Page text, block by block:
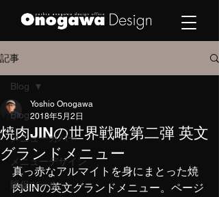
記事
Blog
メニューカバー
メニューデザイン
販促ツール
Blog
焼肉JINの世界戦略第二弾 英文
グランドメニュー
Yoshio Onogawa
2018年5月2日
真っ赤なアルマイトを身にまとった焼
肉JINの英文グランドメニュー。ページ